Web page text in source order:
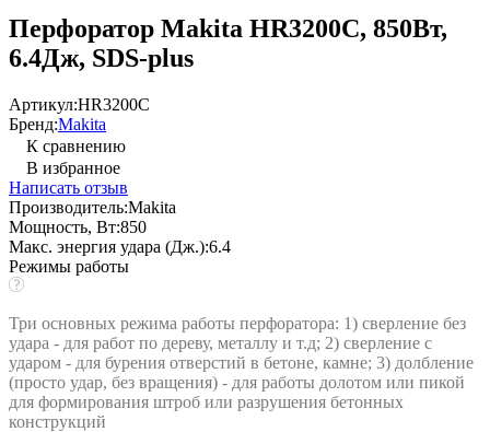
Перфоратор Makita HR3200C, 850Вт,
6.4Дж, SDS-plus
Артикул:HR3200C
Бренд:Makita
К сравнению
В избранное
Написать отзыв
Производитель:Makita
Мощность, Вт:850
Макс. энергия удара (Дж.):6.4
Режимы работы
Три основных режима работы перфоратора: 1) сверление без
удара - для работ по дереву, металлу и т.д; 2) сверление с
ударом - для бурения отверстий в бетоне, камне; 3) долбление
(просто удар, без вращения) - для работы долотом или пикой
для формирования штроб или разрушения бетонных
конструкций